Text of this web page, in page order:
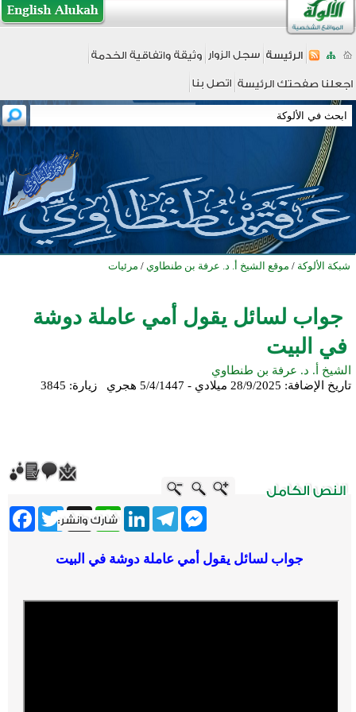
شبكة الألوكة / موقع الشيخ أ. د. عرفة بن طنطاوي / مرئيات
جواب لسائل يقول أمي عاملة دوشة
في البيت
الشيخ أ. د. عرفة بن طنطاوي
تاريخ الإضافة: 28/9/2025 ميلادي - 5/4/1447 هجري زيارة: 3845
Twitter X
WhatsApp
LinkedInTelegram
Messenger
جواب لسائل يقول أمي عاملة دوشة في البيت